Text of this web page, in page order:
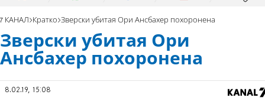
7 КАНАЛ Кратко Зверски убитая Ори Ансбахер похоронена
Зверски убитая Ори
Ансбахер похоронена
8.02.19, 15:08